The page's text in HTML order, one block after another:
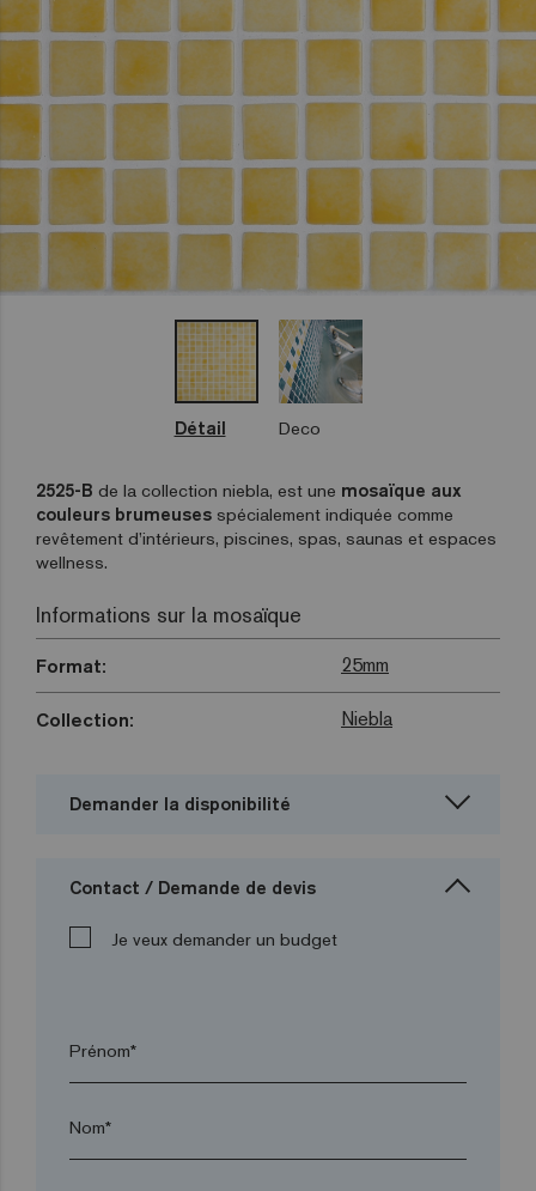
Détail Deco
2525-B de la collection niebla, est une mosaïque aux
couleurs brumeuses spécialement indiquée comme
revêtement d’intérieurs, piscines, spas, saunas et espaces
wellness.
Informations sur la mosaïque
Format: 25mm
Collection: Niebla
Demander la disponibilité
Contact / Demande de devis
Je veux demander un budget
Prénom*
Nom*